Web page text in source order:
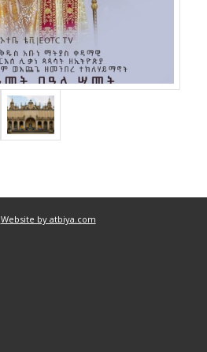
Website by atbiya.com